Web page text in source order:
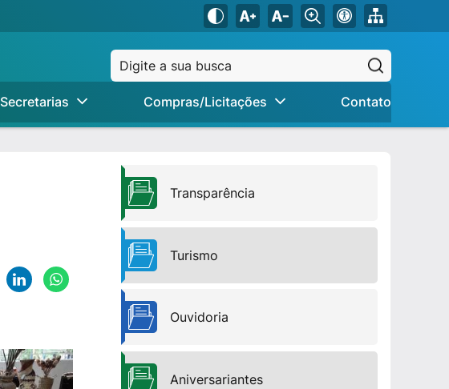
Secretarias Compras/Licitações Contato
Transparência
Turismo
Ouvidoria
Aniversariantes